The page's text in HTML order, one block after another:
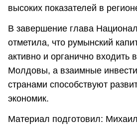
высоких показателей в
В завершение глава
отметила, что румынский
активно и органично входить
Молдовы, а взаимные
странами способствуют
экономик.
Материал подготовил: